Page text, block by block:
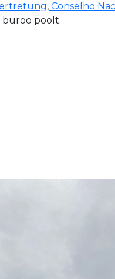
, Conselho
büroo poolt.